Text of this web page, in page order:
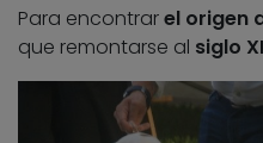
Para encontrarel origen
que remontarse al siglo